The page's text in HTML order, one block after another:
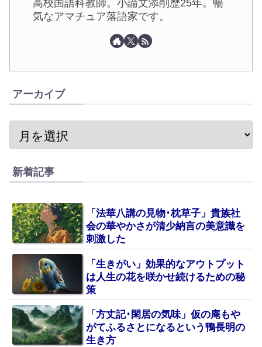
高校国語科教師。小論文添削歴25年。暢
気なアマチュア落語家です。
アーカイブ
新着記事
「法華八講の見物･枕草子」貴族社
会の華やかさが清少納言の美意識を
刺激した
「生きがい」効果的なアウトプット
は人生の花を咲かせ続けるための秘
策
「方丈記･閑居の気味」仮の庵もや
がてふるさとになるという鴨長明の
生き方